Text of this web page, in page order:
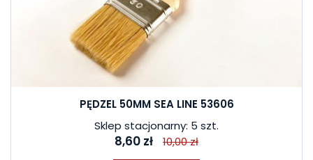
PĘDZEL 50MM SEA LINE 53606
Sklep stacjonarny: 5 szt.
8,60 zł 10,00 zł